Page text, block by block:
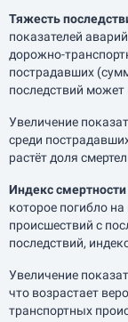
Тяжесть
показателей
дорожно-
пострадавших
последствий может
Увеличение
среди
растёт доля
Индекс смертности
которое погибло
происшествий с
последствий,
Увеличение
что возрастает
транспортных